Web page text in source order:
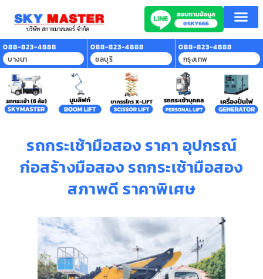
088-823-4888
บางนา
088-823-4888
ชลบุรี
088-823-4888
กรุงเทพ
รถกระเช้ามือสอง ราคา อุปกรณ์
ก่อสร้างมือสอง รถกระเช้ามือสอง
สภาพดี ราคาพิเศษ